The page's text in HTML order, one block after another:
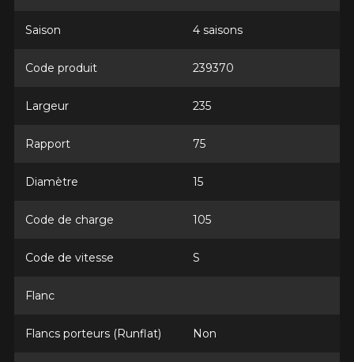
Saison 4 saisons
Code produit 239370
Largeur 235
Rapport 75
Diamètre 15
Code de charge 105
Code de vitesse S
Flanc
Flancs porteurs (Runflat) Non